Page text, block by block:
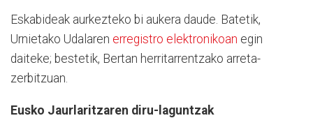
Eskabideak aurkezteko bi aukera daude. Batetik,
Urnietako Udalaren erregistro elektronikoan egin
daiteke; bestetik, Bertan herritarrentzako arreta-
zerbitzuan.
Eusko Jaurlaritzaren diru-laguntzak